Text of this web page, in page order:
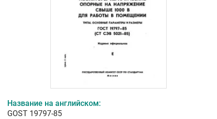
Название на английском:
GOST 19797-85